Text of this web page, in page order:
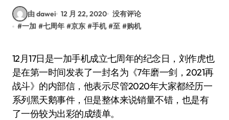
由 dawei 12 月 22, 2020 没有评论
#一加 #七周年 #京东 #手机 #至 #购机
12月17日是一加手机成立七周年的纪念日，刘作虎也
是在第一时间发表了一封名为《7年磨一剑，2021再
战斗》的内部信，他表示尽管2020年大家都经历一
系列黑天鹅事件，但是整体来说销量不错，也是有
了一份较为出彩的成绩单。